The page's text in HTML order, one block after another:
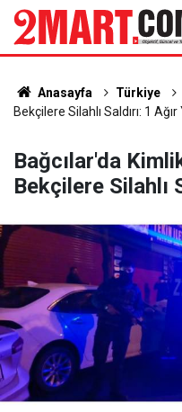
Anasayfa Türkiye
Bekçilere Silahlı Saldırı: 1 Ağır
Bağcılar'da
Bekçilere Silahlı